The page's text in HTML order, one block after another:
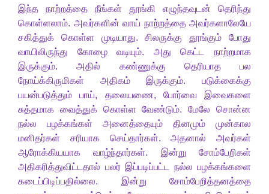
இந்த நாற்றத்தை நீங்கள் தூங்கி எழுந்தவுடன் தெரிந்து
கொள்ளலாம். அவர்களின் வாய் நாற்றத்தை அவர்களாலேயே
சகித்துக் கொள்ள முடியாது. சிலருக்கு தூங்கும் போது
வாயிலிருந்து கோழை வடியும். அது கெட்ட நாற்றமாக
இருக்கும். அதில் கண்ணுக்கு தெரியாத பல
நோய்க்கிருமிகள் அதிகம் இருக்கும். படுக்கைக்கு
பயன்படுத்தும் பாய், தலையணை, போர்வை இவைகளை
சுத்தமாக வைத்துக் கொள்ள வேண்டும். மேலே சொன்ன
நல்ல பழக்கங்கள் அனைத்தையும் தினமும் முன்கால
மனிதர்கள் சரியாக செய்தார்கள். அதனால் அவர்கள்
ஆரோக்கியயாக வாழ்ந்தார்கள். இன்று சோம்பேறிகள்
அதிகரித்துவிட்டதால் பலர் இப்படிப்பட்ட நல்ல பழக்கங்களை
கடைப்பிடிப்பதில்லை. இன்று சோம்பேறித்தனத்தை